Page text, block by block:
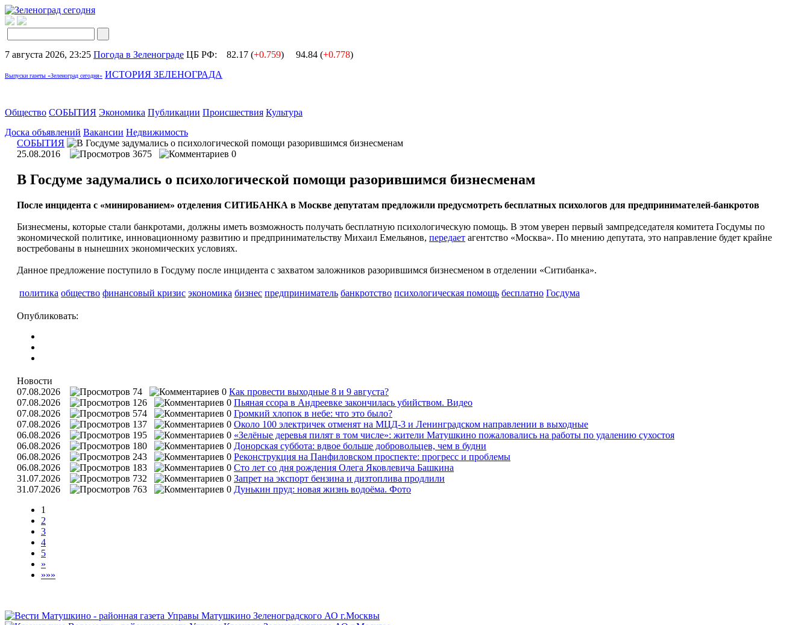
7 августа 2026, 23:25 Погода в Зеленограде ЦБ РФ: 82.17 (+0.759) 94.84 (+0.778)
Выпуски газеты «Зеленоград сегодня» ИСТОРИЯ ЗЕЛЕНОГРАДА
Общество СОБЫТИЯ Экономика Публикации Происшествия Культура
Доска объявлений Вакансии Недвижимость
СОБЫТИЯ
25.08.2016
3675 0
В Госдуме задумались о психологической помощи разорившимся бизнесменам
После инцидента с «минированием» отделения СИТИБАНКА в Москве депутатам предложили предусмотреть бесплатных психологов для предпринимателей-банкротов
Бизнесмены, которые стали банкротами, должны иметь возможность получать бесплатную психологическую помощь. В этом уверен первый зампредседателя комитета Госдумы по
экономической политике, инновационному развитию и предпринимательству Михаил Емельянов, передает агентство «Москва». По мнению депутата, это направление будет крайне
востребованы в нынешних экономических условиях.
Данное предложение поступило в Госдуму после инцидента с захватом заложников разорившимся бизнесменом в отделении «Ситибанка».
политика общество финансовый кризис экономика бизнес предприниматель банкротство психологическая помощь бесплатно Госдума
Опубликовать:
Новости
07.08.2026
74 0 Как провести выходные 8 и 9 августа?
07.08.2026
126 0 Пьяная ссора в Андреевке закончилась убийством. Видео
07.08.2026
574 0 Громкий хлопок в небе: что это было?
07.08.2026
137 0 Около 100 электричек отменят на МЦД-3 и Ленинградском направлении в выходные
06.08.2026
195 0 «Зелёные деревья пилят в том числе»: жители Матушкино пожаловались на работы по удалению сухостоя
06.08.2026
180 0 Донорская суббота: вдвое больше добровольцев, чем в будни
06.08.2026
243 0 Реконструкция на Панфиловском проспекте: прогресс и проблемы
06.08.2026
183 0 Сто лет со дня рождения Олега Яковлевича Башкина
31.07.2026
732 0 Запрет на экспорт бензина и дизтоплива продлили
31.07.2026
763 0 Дунькин пруд: новая жизнь водоёма. Фото
1
2
3
4
5
»
»»»